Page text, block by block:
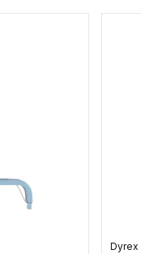
Dyrex